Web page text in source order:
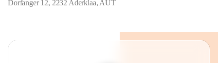
Dorfanger 12, 2232 Aderklaa, AUT